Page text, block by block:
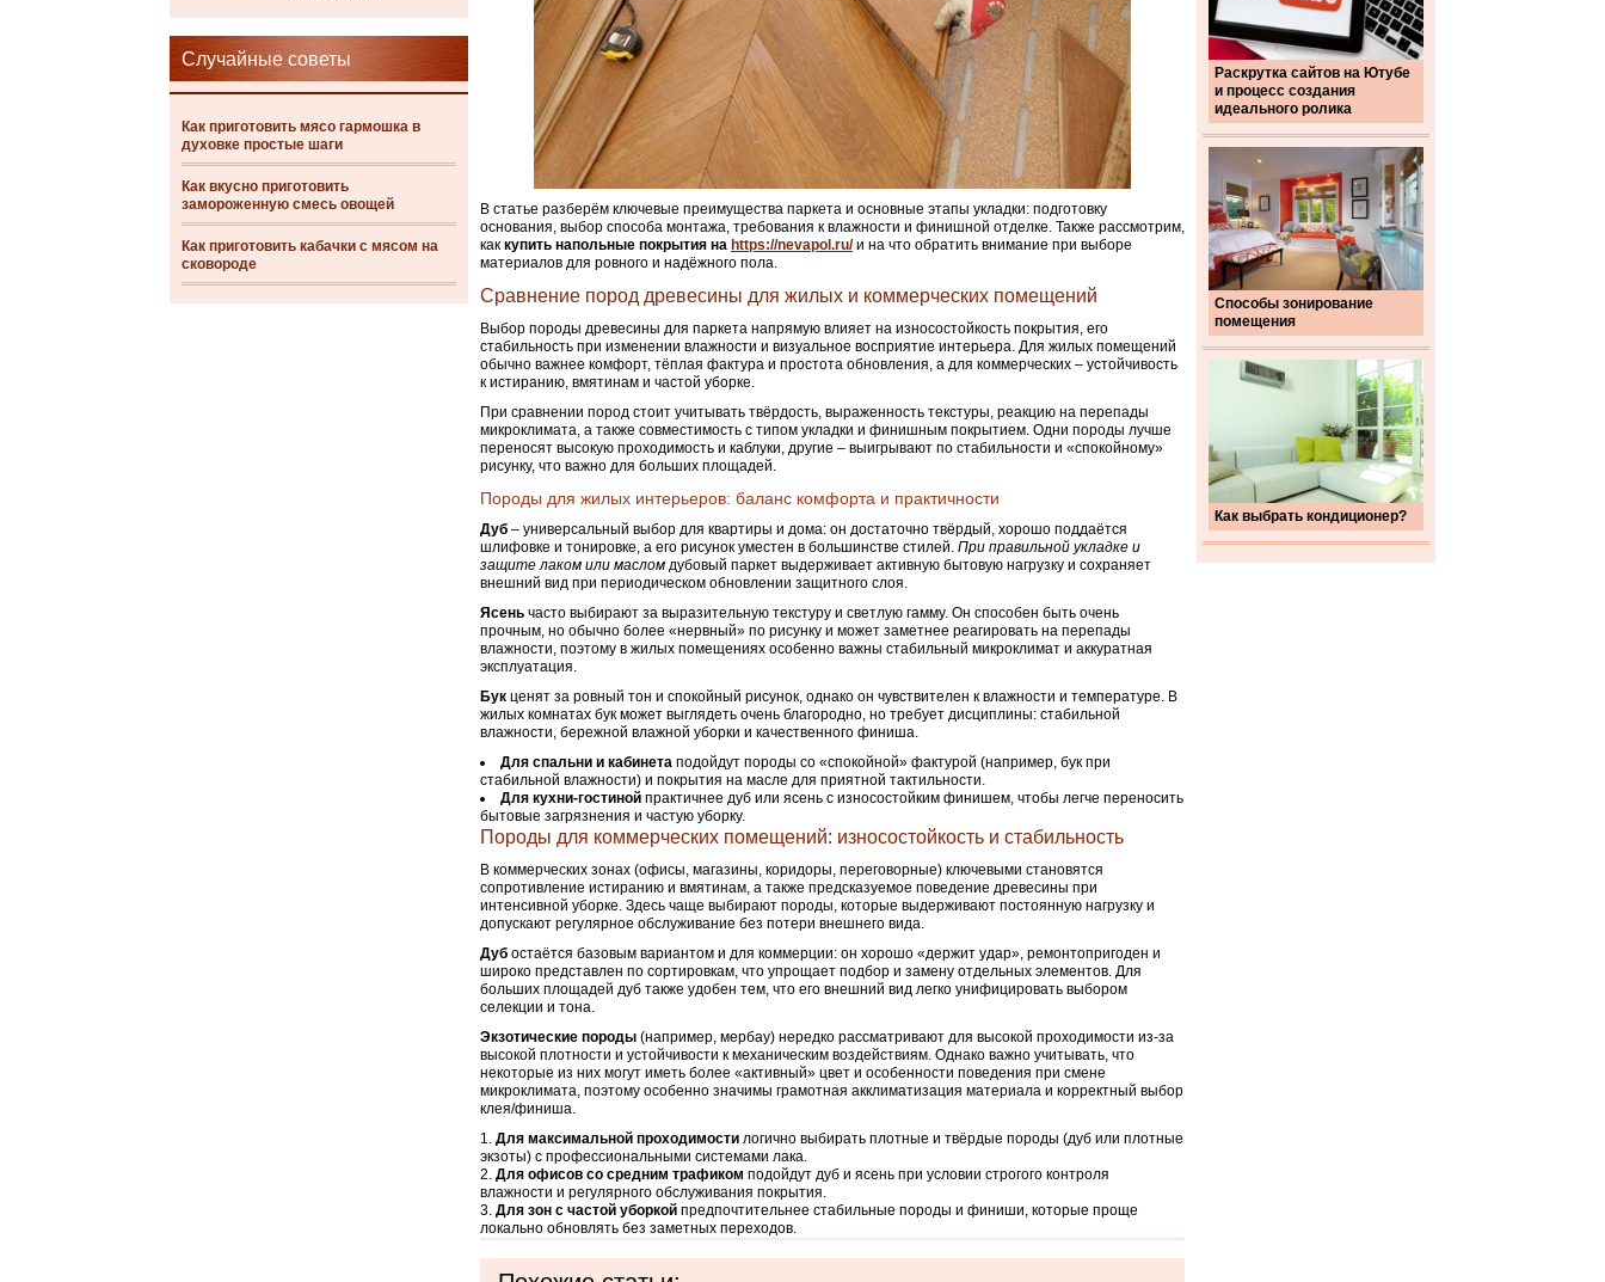
Случайные советы
Как приготовить мясо гармошка в
духовке простые шаги
Как вкусно приготовить
замороженную смесь овощей
Как приготовить кабачки с мясом на
сковороде
Раскрутка сайтов на Ютубе
и процесс создания
идеального ролика
Способы зонирование
помещения
Как выбрать кондиционер?
В статье разберём ключевые преимущества паркета и основные этапы укладки: подготовку
основания, выбор способа монтажа, требования к влажности и финишной отделке. Также рассмотрим,
как купить напольные покрытия на https://nevapol.ru/и на что обратить внимание при выборе
материалов для ровного и надёжного пола.
Сравнение пород древесины для жилых и коммерческих помещений
Выбор породы древесины для паркета напрямую влияет на износостойкость покрытия, его
стабильность при изменении влажности и визуальное восприятие интерьера. Для жилых помещений
обычно важнее комфорт, тёплая фактура и простота обновления, а для коммерческих – устойчивость
к истиранию, вмятинам и частой уборке.
При сравнении пород стоит учитывать твёрдость, выраженность текстуры, реакцию на перепады
микроклимата, а также совместимость с типом укладки и финишным покрытием. Одни породы лучше
переносят высокую проходимость и каблуки, другие – выигрывают по стабильности и «спокойному»
рисунку, что важно для больших площадей.
Породы для жилых интерьеров: баланс комфорта и практичности
Дуб – универсальный выбор для квартиры и дома: он достаточно твёрдый, хорошо поддаётся
шлифовке и тонировке, а его рисунок уместен в большинстве стилей. При правильной укладке и
защите лаком или маслом дубовый паркет выдерживает активную бытовую нагрузку и сохраняет
внешний вид при периодическом обновлении защитного слоя.
Ясень часто выбирают за выразительную текстуру и светлую гамму. Он способен быть очень
прочным, но обычно более «нервный» по рисунку и может заметнее реагировать на перепады
влажности, поэтому в жилых помещениях особенно важны стабильный микроклимат и аккуратная
эксплуатация.
Бук ценят за ровный тон и спокойный рисунок, однако он чувствителен к влажности и температуре. В
жилых комнатах бук может выглядеть очень благородно, но требует дисциплины: стабильной
влажности, бережной влажной уборки и качественного финиша.
Для спальни и кабинета подойдут породы со «спокойной» фактурой (например, бук при
стабильной влажности) и покрытия на масле для приятной тактильности.
Для кухни-гостиной практичнее дуб или ясень с износостойким финишем, чтобы легче переносить
бытовые загрязнения и частую уборку.
Породы для коммерческих помещений: износостойкость и стабильность
В коммерческих зонах (офисы, магазины, коридоры, переговорные) ключевыми становятся
сопротивление истиранию и вмятинам, а также предсказуемое поведение древесины при
интенсивной уборке. Здесь чаще выбирают породы, которые выдерживают постоянную нагрузку и
допускают регулярное обслуживание без потери внешнего вида.
Дуб остаётся базовым вариантом и для коммерции: он хорошо «держит удар», ремонтопригоден и
широко представлен по сортировкам, что упрощает подбор и замену отдельных элементов. Для
больших площадей дуб также удобен тем, что его внешний вид легко унифицировать выбором
селекции и тона.
Экзотические породы (например, мербау) нередко рассматривают для высокой проходимости из-за
высокой плотности и устойчивости к механическим воздействиям. Однако важно учитывать, что
некоторые из них могут иметь более «активный» цвет и особенности поведения при смене
микроклимата, поэтому особенно значимы грамотная акклиматизация материала и корректный выбор
клея/финиша.
Для максимальной проходимости логично выбирать плотные и твёрдые породы (дуб или плотные
экзоты) с профессиональными системами лака.
Для офисов со средним трафиком подойдут дуб и ясень при условии строгого контроля
влажности и регулярного обслуживания покрытия.
Для зон с частой уборкой предпочтительнее стабильные породы и финиши, которые проще
локально обновлять без заметных переходов.